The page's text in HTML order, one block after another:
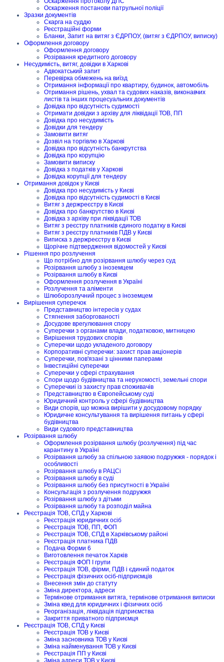
Оскарження постанови патрульної поліції
Зразки документів
Скарга на суддю
Реєстраційні форми
Бланки, Запит на витяг з ЄДРПОУ, (витяг з ЄДРПОУ, виписку)
Оформлення договору
Оформлення договору
Розірвання кредитного договору
Несудимість, витяг, довідки в Харкові
Адвокатський запит
Перевірка обмежень на виїзд
Отримання інформації про квартиру, будинок, автомобіль
Отримання рішень, ухвал та судових наказів, виконавчих
листів та інших процесуальних документів
Довідка про відсутність судимості
Отримати довідки з архіву для ліквідації ТОВ, ПП
Довідка про несудимість
Довідки для тендеру
Замовити витяг
Дозвіл на торгівлю в Харкові
Довідка про відсутність банкрутства
Довідка про корупцію
Замовити виписку
Довідка з податків у Харкові
Довідка корупції для тендеру
Отримання довідок у Києві
Довідка про несудимість у Києві
Довідка про відсутність судимості в Києві
Витяг з держреєстру в Києві
Довідка про банкрутство в Києві
Довідка з архіву при ліквідації ТОВ
Витяг з реєстру платників єдиного податку в Києві
Витяг з реєстру платників ПДВ у Києві
Виписка з держреєстру в Києві
Щорічне підтвердження відомостей у Києві
Рішення про розлучення
Що потрібно для розірвання шлюбу через суд
Розірвання шлюбу з іноземцем
Розірвання шлюбу в Києві
Оформлення розлучення в Україні
Розлучення та аліменти
Шлюборозлучний процес з іноземцем
Вирішення суперечок
Представництво інтересів у судах
Стягнення заборгованості
Досудове врегулювання спору
Суперечки з органами влади, податковою, митницею
Вирішення трудових спорів
Суперечки щодо укладеного договору
Корпоративні суперечки: захист прав акціонерів
Суперечки, пов'язані з цінними паперами
Інвестиційні суперечки
Суперечки у сфері страхування
Спори щодо будівництва та нерухомості, земельні спори
Суперечкиі із захисту прав споживачів
Представництво в Європейському суді
Юридичний контроль у сфері будівництва
Види спорів, що можна вирішити у досудовому порядку
Юридичне консультування та вирішення питань у сфері
будівництва
Види судового представництва
Розірвання шлюбу
Оформлення розірвання шлюбу (розлучення) під час
карантину в Україні
Розірвання шлюбу за спільною заявою подружжя - порядок і
особливості
Розірвання шлюбу в РАЦСі
Розірвання шлюбу в суді
Розірвання шлюбу без присутності в Україні
Консультація з розлучення подружжя
Розірвання шлюбу з дітьми
Розірвання шлюбу та розподіл майна
Реєстрація ТОВ, СПД у Харкові
Реєстрація юридичних осіб
Реєстрація ТОВ, ПП, ФОП
Реєстрація ТОВ, СПД в Харківському районі
Реєстрація платника ПДВ
Подача Форми 6
Виготовлення печаток Харків
Реєстрація ФОП I групи
Реєстрація ТОВ, фірми, ПДВ і єдиний податок
Реєстрація фізичних осіб-підприємців
Внесення змін до статуту
Зміна директора, адреси
Термінове отримання витяга, термінове отримання виписки
Зміна квед для юридичних і фізичних осіб
Реорганізація, ліквідація підприємства
Закриття приватного підприємця
Реєстрація ТОВ, СПД у Києві
Реєстрація ТОВ у Києві
Зміна засновника ТОВ у Києві
Зміна найменування ТОВ у Києві
Реєстрація ПП у Києві
Зміна адреси ТОВ у Києві